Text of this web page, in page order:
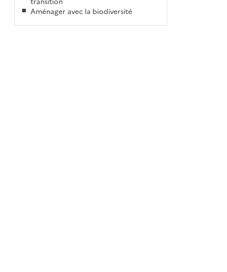
Aménager avec la biodiversité